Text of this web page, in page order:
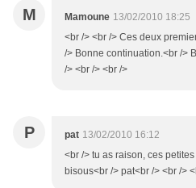
M Mamoune 13/02/2010 18:25
<br /> <br /> Ces deux
/> Bonne continuation.<br />
/> <br /> <br />
P pat 13/02/2010 16:12
<br /> tu as raison, ces
bisous<br /> pat<br /> <br />